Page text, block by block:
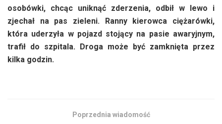
osobówki, chcąc uniknąć zderzenia, odbił w lewo i
zjechał na pas zieleni. Ranny kierowca ciężarówki,
która uderzyła w pojazd stojący na pasie awaryjnym,
trafił do szpitala. Droga może być zamknięta przez
kilka godzin.
Poprzednia wiadomość